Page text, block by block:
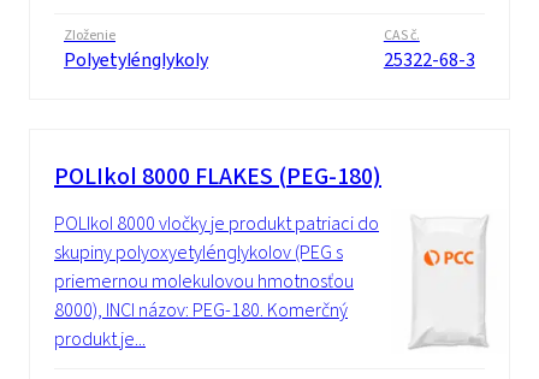
Zloženie
Polyetylénglykoly
CAS č.
25322-68-3
POLIkol 8000 FLAKES (PEG-180)
POLIkol 8000 vločky je produkt patriaci do
skupiny polyoxyetylénglykolov (PEG s
priemernou molekulovou hmotnosťou
8000), INCI názov: PEG-180. Komerčný
produkt je...